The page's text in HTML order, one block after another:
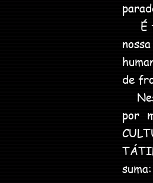
É
de
por
suma: